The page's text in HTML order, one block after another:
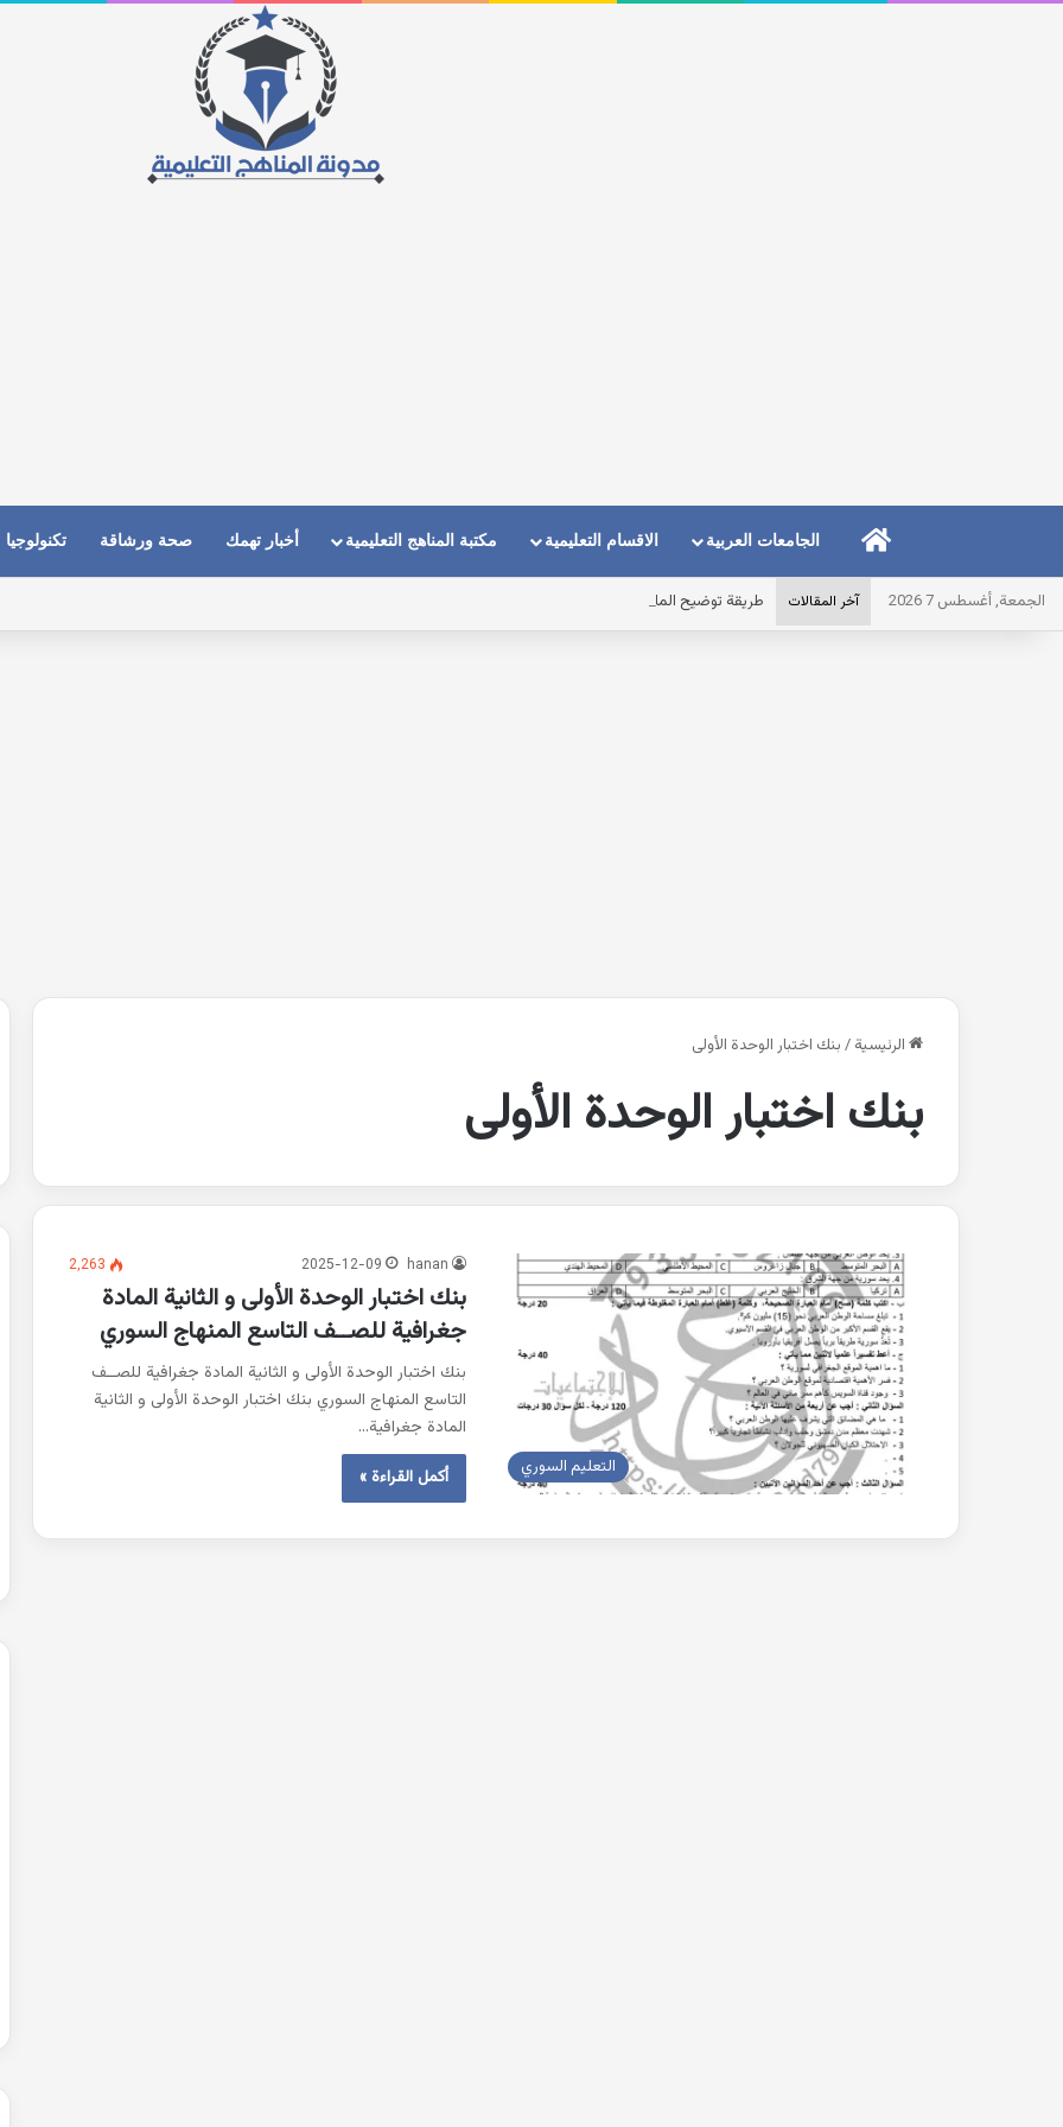
الرئيسيةالجامعات العربية الاقسام التعليمية مكتبة المناهج التعليمية أخبار تهمك صحة ورشاقة تكنولوجيا
الجمعة, أغسطس 7 2026 آخر المقالات طريقة توضيح المايك عند استخدام السماعات عندما يكون الصوت بعيد وقت المكالمات
الرئيسية / بنك اختبار الوحدة الأولى
بنك اختبار الوحدة الأولى
التعليم السوري
hanan
2025-12-09 2٬263
بنك اختبار الوحدة الأولى و الثانية المادة
جغرافية للصــف التاسع المنهاج السوري
بنك اختبار الوحدة الأولى و الثانية المادة جغرافية للصــف
التاسع المنهاج السوري بنك اختبار الوحدة الأولى و الثانية
المادة جغرافية…
أكمل القراءة »